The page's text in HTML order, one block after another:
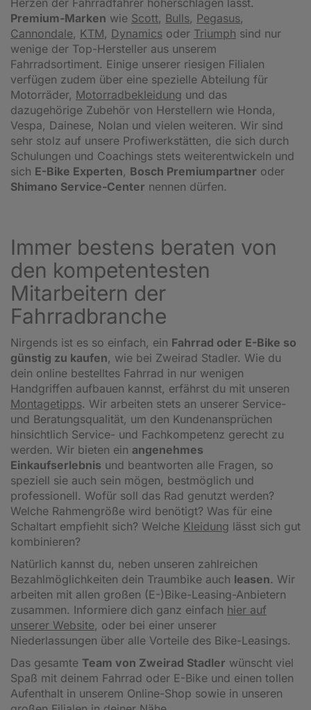
Premium-Marken wie Scott, Bulls, Pegasus,
Cannondale, KTM, Dynamics oder Triumph sind nur
wenige der Top-Hersteller aus unserem
Fahrradsortiment. Einige unserer riesigen Filialen
verfügen zudem über eine spezielle Abteilung für
Motorräder, Motorradbekleidung und das
dazugehörige Zubehör von Herstellern wie Honda,
Vespa, Dainese, Nolan und vielen weiteren. Wir sind
sehr stolz auf unsere Profiwerkstätten, die sich durch
Schulungen und Coachings stets weiterentwickeln und
sich E-Bike Experten, Bosch Premiumpartner oder
Shimano Service-Center nennen dürfen.
Immer bestens beraten von
den kompetentesten
Mitarbeitern der
Fahrradbranche
Nirgends ist es so einfach, ein Fahrrad oder E-Bike so
günstig zu kaufen, wie bei Zweirad Stadler. Wie du
dein online bestelltes Fahrrad in nur wenigen
Handgriffen aufbauen kannst, erfährst du mit unseren
Montagetipps. Wir arbeiten stets an unserer Service-
und Beratungsqualität, um den Kundenansprüchen
hinsichtlich Service- und Fachkompetenz gerecht zu
werden. Wir bieten ein angenehmes
Einkaufserlebnis und beantworten alle Fragen, so
speziell sie auch sein mögen, bestmöglich und
professionell. Wofür soll das Rad genutzt werden?
Welche Rahmengröße wird benötigt? Was für eine
Schaltart empfiehlt sich? Welche Kleidung lässt sich gut
kombinieren?
Natürlich kannst du, neben unseren zahlreichen
Bezahlmöglichkeiten dein Traumbike auch leasen. Wir
arbeiten mit allen großen (E-)Bike-Leasing-Anbietern
zusammen. Informiere dich ganz einfach hier auf
unserer Website, oder bei einer unserer
Niederlassungen über alle Vorteile des Bike-Leasings.
Das gesamte Team von Zweirad Stadler wünscht viel
Spaß mit deinem Fahrrad oder E-Bike und einen tollen
Aufenthalt in unserem Online-Shop sowie in unseren